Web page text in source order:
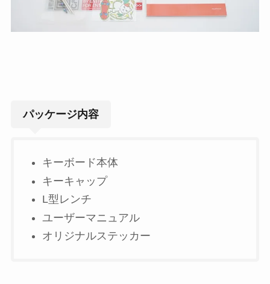
パッケージ内容
キーボード本体
キーキャップ
L型レンチ
ユーザーマニュアル
オリジナルステッカー